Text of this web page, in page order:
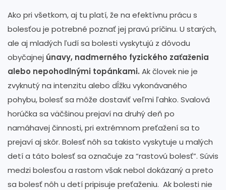
Ako pri všetkom, aj tu platí, že na efektívnu prácu s
bolesťou je potrebné poznať jej pravú príčinu. U starých,
ale aj mladých ľudí sa bolesti vyskytujú z dôvodu
obyčajnej únavy, nadmerného fyzického zaťaženia
alebo nepohodlnými topánkami. Ak človek nie je
zvyknutý na intenzitu alebo dĺžku vykonávaného
pohybu, bolesť sa môže dostaviť veľmi ľahko. Svalová
horúčka sa väčšinou prejaví na druhý deň po
namáhavej činnosti, pri extrémnom preťažení sa to
prejaví aj skôr. Bolesť nôh sa takisto vyskytuje u malých
detí a táto bolesť sa označuje za “rastovú bolesť”. Súvis
medzi bolesťou a rastom však nebol dokázaný a preto
sa bolesť nôh u detí pripisuje preťaženiu. Ak bolesti nie